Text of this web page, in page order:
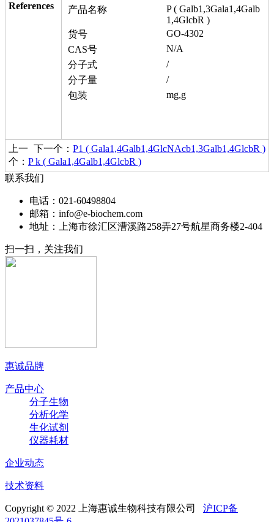
References 产品名称
P ( Galb1,3Gala1,4Galb
1,4GlcbR )
货号
GO-4302
CAS号
N/A
分子式
/
分子量
/
包装
mg,g
下一个： P1 ( Gala1,4Galb1,4GlcNAcb1,3Galb1,4GlcbR )
上一
个： P k ( Gala1,4Galb1,4GlcbR )
联系我们
电话：021-60498804
邮箱：info@e-biochem.com
地址：上海市徐汇区漕溪路258弄27号航星商务楼2-404
扫一扫，关注我们
惠诚品牌
产品中心
分子生物
分析化学
生化试剂
仪器耗材
企业动态
技术资料
Copyright © 2022 上海惠诚生物科技有限公司 沪ICP备